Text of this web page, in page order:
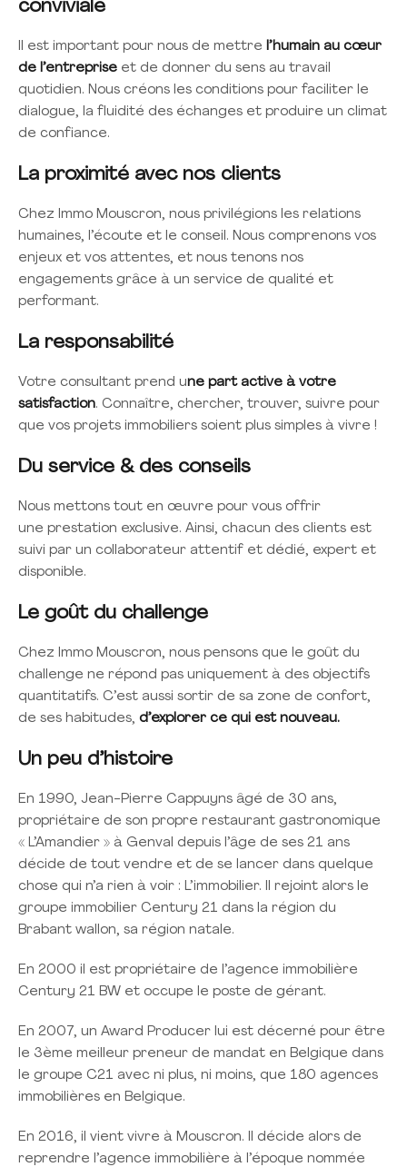
conviviale
Il est important pour nous de mettre l’humain au cœur
de l’entreprise et de donner du sens au travail
quotidien. Nous créons les conditions pour faciliter le
dialogue, la fluidité des échanges et produire un climat
de confiance.
La proximité avec nos clients
Chez Immo Mouscron, nous privilégions les relations
humaines, l’écoute et le conseil. Nous comprenons vos
enjeux et vos attentes, et nous tenons nos
engagements grâce à un service de qualité et
performant.
La responsabilité
Votre consultant prend une part active à votre
satisfaction. Connaître, chercher, trouver, suivre pour
que vos projets immobiliers soient plus simples à vivre !
Du service & des conseils
Nous mettons tout en œuvre pour vous offrir
une prestation exclusive. Ainsi, chacun des clients est
suivi par un collaborateur attentif et dédié, expert et
disponible.
Le goût du challenge
Chez Immo Mouscron, nous pensons que le goût du
challenge ne répond pas uniquement à des objectifs
quantitatifs. C’est aussi sortir de sa zone de confort,
de ses habitudes, d’explorer ce qui est nouveau.
Un peu d’histoire
En 1990, Jean-Pierre Cappuyns âgé de 30 ans,
propriétaire de son propre restaurant gastronomique
« L’Amandier » à Genval depuis l’âge de ses 21 ans
décide de tout vendre et de se lancer dans quelque
chose qui n’a rien à voir : L’immobilier. Il rejoint alors le
groupe immobilier Century 21 dans la région du
Brabant wallon, sa région natale.
En 2000 il est propriétaire de l’agence immobilière
Century 21 BW et occupe le poste de gérant.
En 2007, un Award Producer lui est décerné pour être
le 3ème meilleur preneur de mandat en Belgique dans
le groupe C21 avec ni plus, ni moins, que 180 agences
immobilières en Belgique.
En 2016, il vient vivre à Mouscron. Il décide alors de
reprendre l’agence immobilière à l’époque nommée